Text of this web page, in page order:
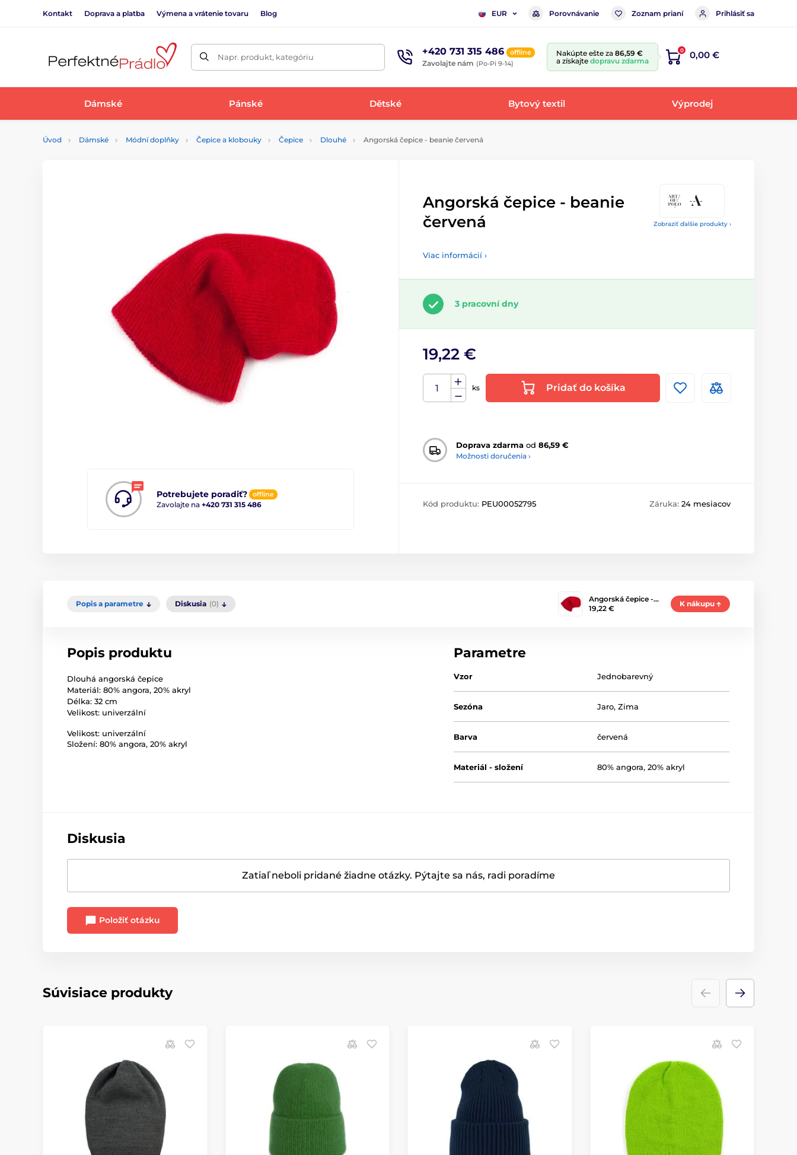
Kontakt Doprava a platba Výmena a vrátenie tovaru Blog EUR Porovnávanie Zoznam prianí Prihlásiť sa
Napr. produkt, kategóriu +420 731 315 486 offline
Zavolajte nám (Po-Pi 9-14)
Nakúpte ešte za 86,59 €
a získajte dopravu zdarma
0 0,00 €
Dámské Pánské Dětské Bytový textil Výprodej
Úvod Dámské Módní doplňky Čepice a klobouky Čepice Dlouhé Angorská čepice - beanie červená
Zobraziť ďalšie produkty ›
Potrebujete poradiť? offline
Zavolajte na +420 731 315 486
Angorská čepice - beanie
červená
Viac informácií ›
3 pracovní dny
19,22 €
ks Pridať do košíka
Doprava zdarma od 86,59 €
Možnosti doručenia ›
Kód produktu: PEU00052795 Záruka: 24 mesiacov
Popis a parametre Diskusia (0)
Angorská čepice -…
19,22 €
K nákupu
Popis produktu
Dlouhá angorská čepice
Materiál: 80% angora, 20% akryl
Délka: 32 cm
Velikost: univerzální
Velikost: univerzální
Složení: 80% angora, 20% akryl
Parametre
Vzor Jednobarevný
Sezóna Jaro,Zima
Barva červená
Materiál - složení 80% angora, 20% akryl
Diskusia
Zatiaľ neboli pridané žiadne otázky. Pýtajte sa nás, radi poradíme
Položiť otázku
Súvisiace produkty